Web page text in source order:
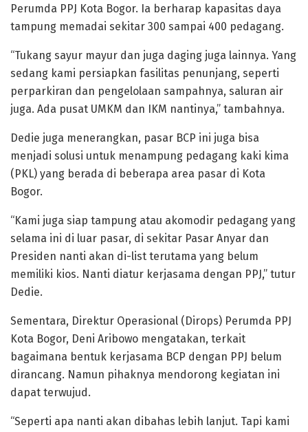
Perumda PPJ Kota Bogor. Ia berharap kapasitas daya
tampung memadai sekitar 300 sampai 400 pedagang.
“Tukang sayur mayur dan juga daging juga lainnya. Yang
sedang kami persiapkan fasilitas penunjang, seperti
perparkiran dan pengelolaan sampahnya, saluran air
juga. Ada pusat UMKM dan IKM nantinya,” tambahnya.
Dedie juga menerangkan, pasar BCP ini juga bisa
menjadi solusi untuk menampung pedagang kaki kima
(PKL) yang berada di beberapa area pasar di Kota
Bogor.
“Kami juga siap tampung atau akomodir pedagang yang
selama ini di luar pasar, di sekitar Pasar Anyar dan
Presiden nanti akan di-list terutama yang belum
memiliki kios. Nanti diatur kerjasama dengan PPJ,” tutur
Dedie.
Sementara, Direktur Operasional (Dirops) Perumda PPJ
Kota Bogor, Deni Aribowo mengatakan, terkait
bagaimana bentuk kerjasama BCP dengan PPJ belum
dirancang. Namun pihaknya mendorong kegiatan ini
dapat terwujud.
“Seperti apa nanti akan dibahas lebih lanjut. Tapi kami